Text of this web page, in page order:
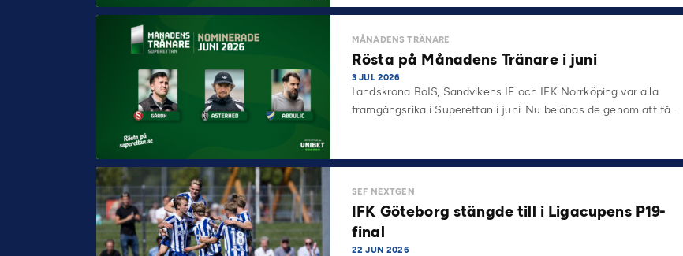
MÅNADENS TRÄNARE
Rösta på Månadens Tränare i juni
3 JUL 2026
Landskrona BoIS, Sandvikens IF och IFK Norrköping var alla
framgångsrika i Superettan i juni. Nu belönas de genom att få…
SEF NEXTGEN
IFK Göteborg stängde till i Ligacupens P19-
final
22 JUN 2026